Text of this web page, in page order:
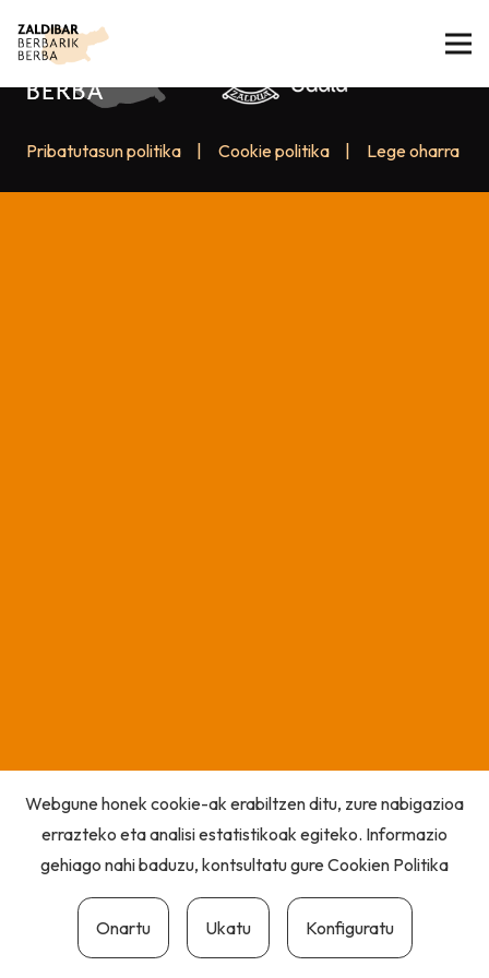
Pribatutasun politika Cookie politika Lege oharra
Webgune honek cookie-ak erabiltzen ditu, zure nabigazioa
errazteko eta analisi estatistikoak egiteko. Informazio
gehiago nahi baduzu, kontsultatu gureCookien Politika
Onartu Ukatu Konfiguratu